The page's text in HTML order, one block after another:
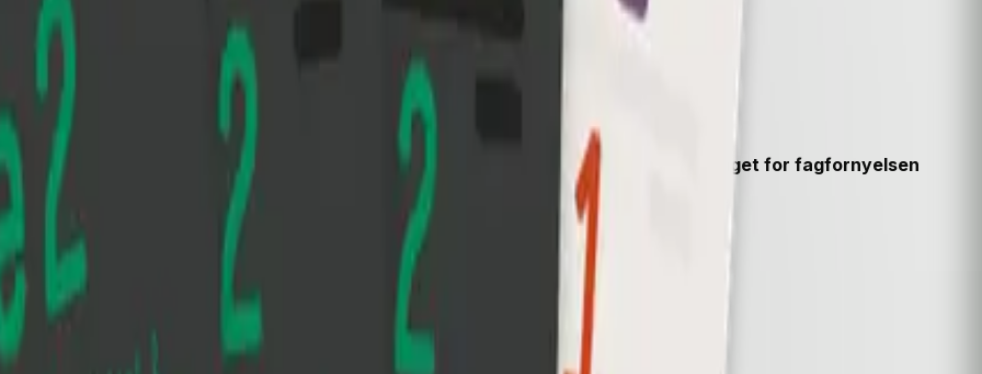
LK20)
utdanningsprogram
informasjonsteknologi i videregående skole og er skrevet til ny læreplan i faget for fagfornyelsen
nettsider med HTML og CSS og programmere i JavaScript.